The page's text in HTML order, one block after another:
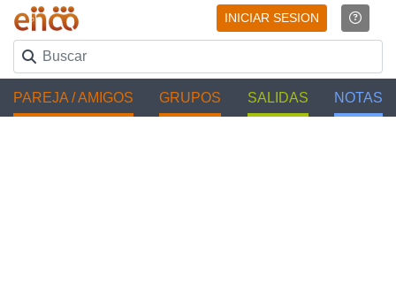
INICIAR SESION
PAREJA / AMIGOS GRUPOS SALIDAS NOTAS